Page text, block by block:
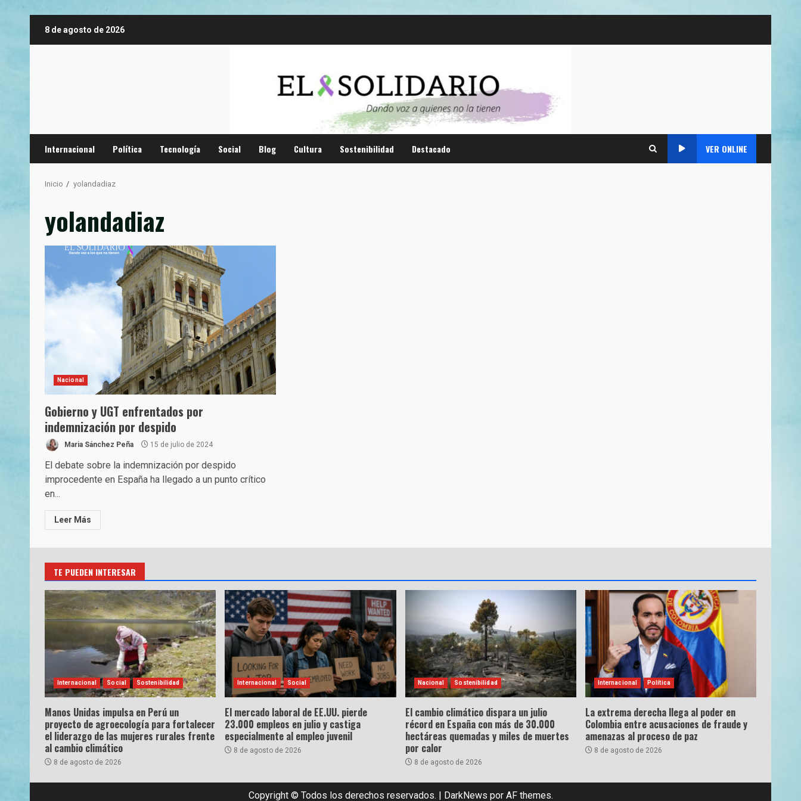
8 de agosto de 2026
Internacional Política Tecnología Social Blog Cultura Sostenibilidad Destacado VER ONLINE
Inicio yolandadiaz
yolandadiaz
Nacional
Gobierno y UGT enfrentados por
indemnización por despido
Maria Sánchez Peña 15 de julio de 2024
El debate sobre la indemnización por despido
improcedente en España ha llegado a un punto crítico
en...
Leer Más
TE PUEDEN INTERESAR
Internacional Social Sostenibilidad
Manos Unidas impulsa en Perú un
proyecto de agroecología para fortalecer
el liderazgo de las mujeres rurales frente
al cambio climático
8 de agosto de 2026
Internacional Social
El mercado laboral de EE.UU. pierde
23.000 empleos en julio y castiga
especialmente al empleo juvenil
8 de agosto de 2026
Nacional Sostenibilidad
El cambio climático dispara un julio
récord en España con más de 30.000
hectáreas quemadas y miles de muertes
por calor
8 de agosto de 2026
Internacional Política
La extrema derecha llega al poder en
Colombia entre acusaciones de fraude y
amenazas al proceso de paz
8 de agosto de 2026
Copyright © Todos los derechos reservados. | DarkNews por AF themes.